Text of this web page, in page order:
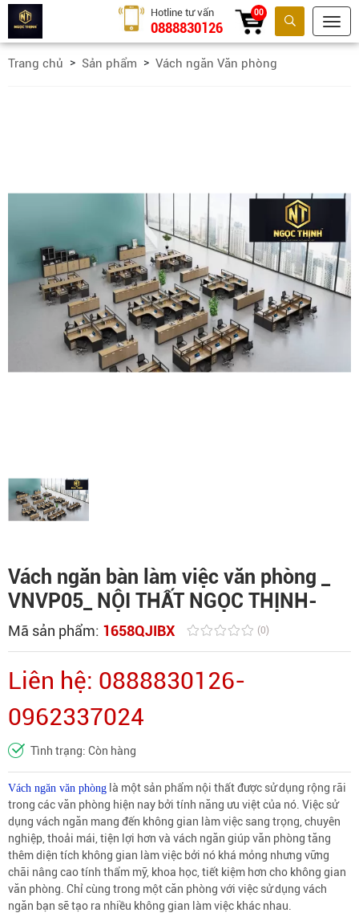
Tìm kiếm
Hotline tư vấn
0888830126
00
Trang chủ Sản phẩm Vách ngăn Văn phòng
Vách ngăn bàn làm việc văn phòng _
VNVP05_ NỘI THẤT NGỌC THỊNH-
Mã sản phẩm: 1658QJIBX (0)
Liên hệ: 0888830126-
0962337024
Tình trạng: Còn hàng
Vách ngăn văn phòng là một sản phẩm nội thất được sử dụng rộng rãi
trong các văn phòng hiện nay bởi tính năng ưu việt của nó. Việc sử
dụng vách ngăn mang đến không gian làm việc sang trọng, chuyên
nghiệp, thoải mái, tiện lợi hơn và vách ngăn giúp văn phòng tăng
thêm diện tích không gian làm việc bởi nó khá mỏng nhưng vững
chãi nâng cao tính thẩm mỹ, khoa học, tiết kiệm hơn cho không gian
văn phòng. Chỉ cùng trong một căn phòng với việc sử dụng vách
ngăn bạn sẽ tạo ra nhiều không gian làm việc khác nhau.